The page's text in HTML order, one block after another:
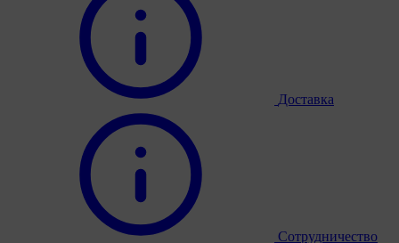
Доставка
Сотрудничество